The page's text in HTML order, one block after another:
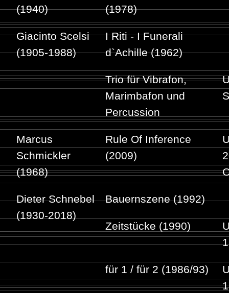
(1940)
(1978)
Giacinto Scelsi
(1905-1988)
I Riti - I Funerali
d`Achille (1962)
Trio für Vibrafon,
Marimbafon und
Percussion
Marcus
Schmickler
(1968)
Rule Of Inference
(2009)
Dieter Schnebel
(1930-2018)
Bauernszene (1992)
Zeitstücke (1990)
für 1 / für 2 (1986/93)